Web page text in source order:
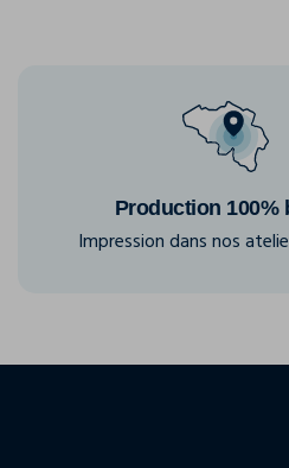
Production 100%
Impression dans nos